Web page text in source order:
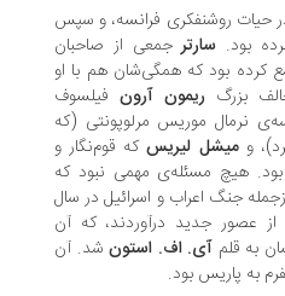
روشنفکری فرانسه، و سپس
سارتر جمعی از صاحبان
که همگی‌شان هم با او
ریمون آرون فیلسوف
موریس مرلوپونتی (که
میشل لیریس که قوم‌نگار و
مسئله‌ی مهمی نبود که
اعراب و اسرائیل در سال
جدید درآوردند، که آن
آی. اف. استون شد. آن
بود.